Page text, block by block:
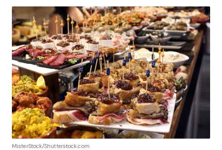
MisterStock/Shutterstock.com